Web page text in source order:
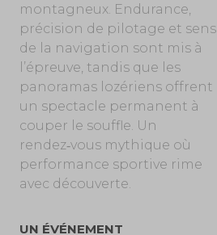
montagneux. Endurance,
précision de pilotage et sens
de la navigation sont mis à
l’épreuve, tandis que les
panoramas lozériens offrent
un spectacle permanent à
couper le souffle. Un
rendez‑vous mythique où
performance sportive rime
avec découverte.
UN ÉVÉNEMENT